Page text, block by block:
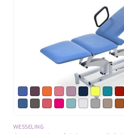
WESSELING